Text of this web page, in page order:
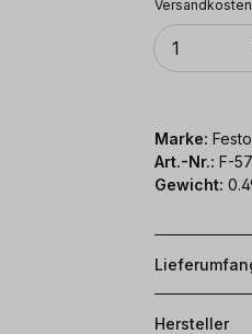
Versandkosten
Anzahl
1
Marke:
Art.-Nr.: F-
Gewicht:
Hersteller